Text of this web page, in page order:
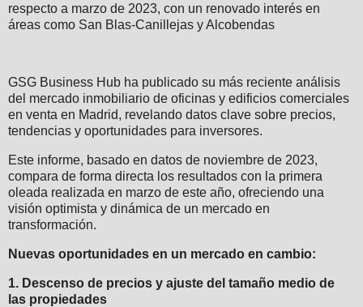
respecto a marzo de 2023, con un renovado interés en
áreas como San Blas-Canillejas y Alcobendas
GSG Business Hub ha publicado su más reciente análisis
del mercado inmobiliario de oficinas y edificios comerciales
en venta en Madrid, revelando datos clave sobre precios,
tendencias y oportunidades para inversores.
Este informe, basado en datos de noviembre de 2023,
compara de forma directa los resultados con la primera
oleada realizada en marzo de este año, ofreciendo una
visión optimista y dinámica de un mercado en
transformación.
Nuevas oportunidades en un mercado en cambio:
1. Descenso de precios y ajuste del tamaño medio de
las propiedades